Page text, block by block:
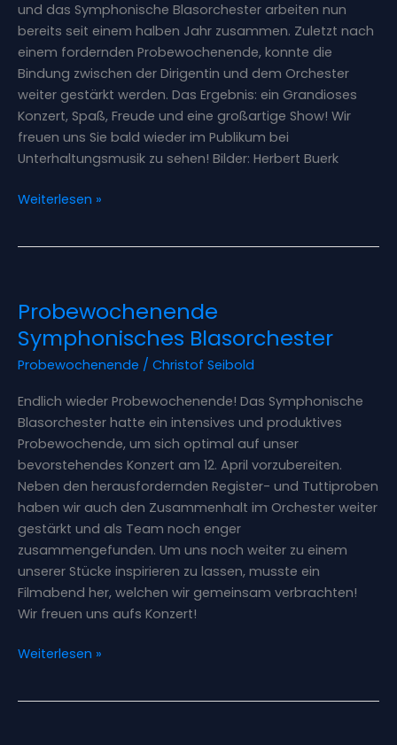
und das Symphonische Blasorchester arbeiten nun
bereits seit einem halben Jahr zusammen. Zuletzt nach
einem fordernden Probewochenende, konnte die
Bindung zwischen der Dirigentin und dem Orchester
weiter gestärkt werden. Das Ergebnis: ein Grandioses
Konzert, Spaß, Freude und eine großartige Show! Wir
freuen uns Sie bald wieder im Publikum bei
Unterhaltungsmusik zu sehen! Bilder: Herbert Buerk
Weiterlesen »
Probewochenende
Symphonisches Blasorchester
Probewochenende / Christof Seibold
Endlich wieder Probewochenende! Das Symphonische
Blasorchester hatte ein intensives und produktives
Probewochende, um sich optimal auf unser
bevorstehendes Konzert am 12. April vorzubereiten.
Neben den herausfordernden Register- und Tuttiproben
haben wir auch den Zusammenhalt im Orchester weiter
gestärkt und als Team noch enger
zusammengefunden. Um uns noch weiter zu einem
unserer Stücke inspirieren zu lassen, musste ein
Filmabend her, welchen wir gemeinsam verbrachten!
Wir freuen uns aufs Konzert!
Symphonisches
Blasorchester
Weiterlesen »